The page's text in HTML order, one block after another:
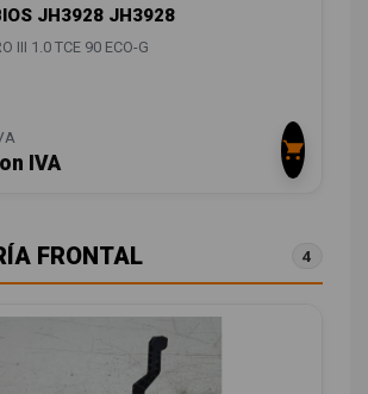
JH3928 JH3928
III 1.0 TCE 90 ECO-G
IVA
FRONTAL 4